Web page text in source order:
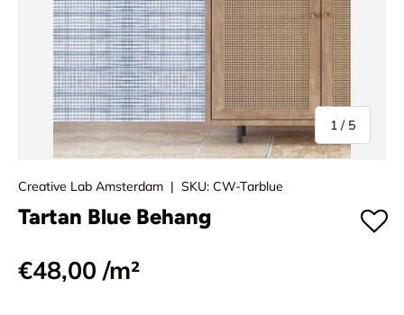
1 / van
5
Creative Lab Amsterdam | SKU: CW-Tarblue
Tartan Blue Behang
€48,00 /m²